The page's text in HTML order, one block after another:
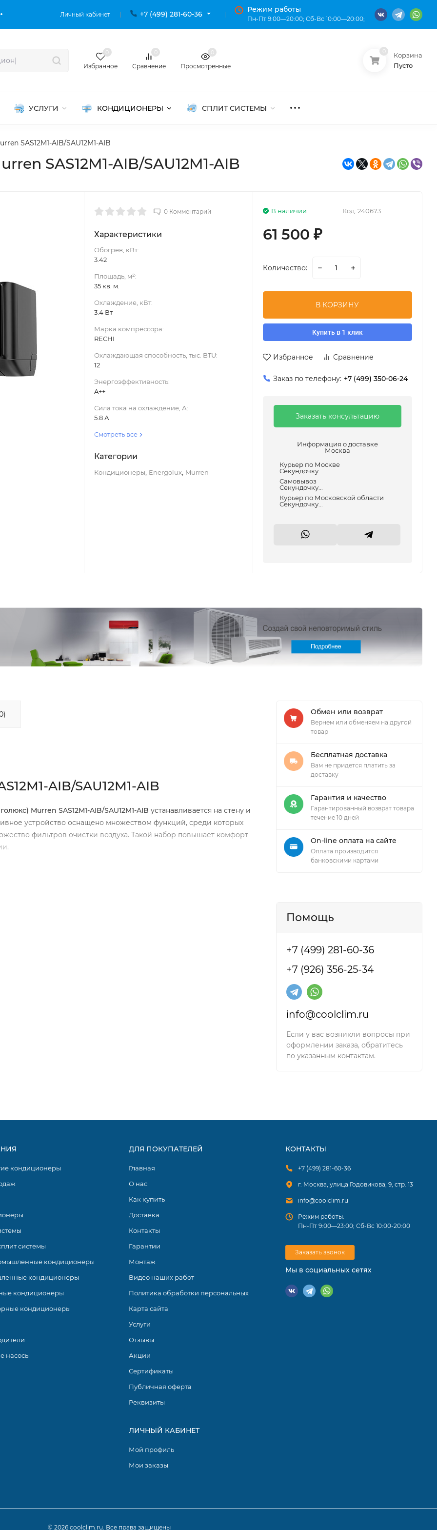
Личный кабинет +7 (499) 281-60-36
Режим работы
Пн-Пт 9:00—20:00; Сб-Вс 10:00—20:00;
Избранное Сравнение Просмотренные
Корзина
Пусто
УСЛУГИ КОНДИЦИОНЕРЫ СПЛИТ СИСТЕМЫ
SAS12M1-AIB/SAU12M1-AIB
SAS12M1-AIB/SAU12M1-AIB
0 Комментарий
Характеристики
Обогрев, кВт:
3.42
Площадь, м²:
35 кв. м.
Охлаждение, кВт:
3.4 Вт
Марка компрессора:
RECHI
Охлаждающая способность, тыс. BTU:
12
Энергоэффективность:
A++
Сила тока на охлаждение, А:
5.8 А
Смотреть все
Категории
Кондиционеры, Energolux, Murren
Код: 240673
В наличии
61 500 ₽
Количество:
В КОРЗИНУ
Купить в 1 клик
Избранное Сравнение
Заказ по телефону: +7 (499) 350-06-24
Заказать консультацию
Информация о доставке
Москва
Курьер по Москве
Секундочку...
Самовывоз
Секундочку...
Курьер по Московской области
Секундочку...
AIB/SAU12M1-AIB
Murren SAS12M1-AIB/SAU12M1-AIB устанавливается на стену и
устройство оснащено множеством функций, среди которых
фильтров очистки воздуха. Такой набор повышает комфорт
мощностями в Китае и Европейском Союзе. Линейка
бренда. Высокотехнологичные решения удачно сочетаются
на озонобезопасном хладагенте R32.
её и нажмите +
Обмен или возврат
Вернем или обменяем на другой
товар
Бесплатная доставка
Вам не придется платить за
доставку
Гарантия и качество
Гарантированный возврат товара
течение 10 дней
On-line оплата на сайте
Оплата производится
банковскими картами
Помощь
+7 (499) 281-60-36
+7 (926) 356-25-34
info@coolclim.ru
Если у вас возникли вопросы при
оформлении заказа, обратитесь
по указанным контактам.
кондиционеры
системы
кондиционеры
кондиционеры
кондиционеры
кондиционеры
насосы
ДЛЯ ПОКУПАТЕЛЕЙ
Главная
О нас
Как купить
Доставка
Контакты
Гарантии
Монтаж
Видео наших работ
Политика обработки персональных
Карта сайта
Услуги
Отзывы
Акции
Сертификаты
Публичная оферта
Реквизиты
ЛИЧНЫЙ КАБИНЕТ
Мой профиль
Мои заказы
КОНТАКТЫ
+7 (499) 281-60-36
г. Москва, улица Годовикова, 9, стр. 13
info@coolclim.ru
Режим работы:
Пн-Пт 9:00—23:00; Сб-Вс 10:00-20:00
Заказать звонок
Мы в социальных сетях
© 2026 coolclim.ru. Все права защищены